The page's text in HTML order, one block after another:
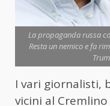
La propaganda russa
Resta un nemico e fa
I vari giornalisti,
vicini al